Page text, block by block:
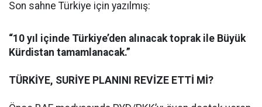
Son sahne Türkiye için yazılmış:
“10 yıl içinde Türkiye’den alınacak toprak ile Büyük
Kürdistan tamamlanacak.”
TÜRKİYE, SURİYE PLANINI REVİZE ETTİ Mİ?